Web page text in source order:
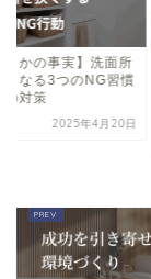
さかの事実】洗面所
くなる3つのNG習慣
の対策
2025年4月20日